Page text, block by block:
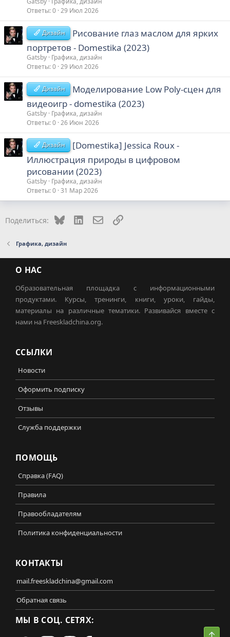
Ответы 0 29 Июл 2026
Дизайн
Рисование глаз маслом для ярких
портретов - Domestika (2023)
Gatsby Графика, дизайн
Ответы 0 29 Июл 2026
Дизайн
Моделирование Low Poly-сцен для
видеоигр - domestika (2023)
Gatsby Графика, дизайн
Ответы 0 26 Июн 2026
Дизайн
[Domestika] Jessica Roux -
Иллюстрация природы в цифровом
рисовании (2023)
Gatsby Графика, дизайн
Ответы 0 31 Мар 2026
Поделиться: Bluesky LinkedInЭлектронная почта
Ссылка
Графика, дизайн
О НАС
Образовательная площадка с информационными
продуктами. Курсы, тренинги, книги, уроки, гайды,
материалы на различные тематики. Развивайся вместе с
нами на Freeskladchina.org.
ССЫЛКИ
Новости
Оформить подписку
Отзывы
Служба поддержки
ПОМОЩЬ
Справка (FAQ)
Правила
Правообладателям
Политика конфиденциальности
КОНТАКТЫ
mail.freeskladchina@gmail.com
Обратная связь
МЫ В СОЦ. СЕТЯХ: